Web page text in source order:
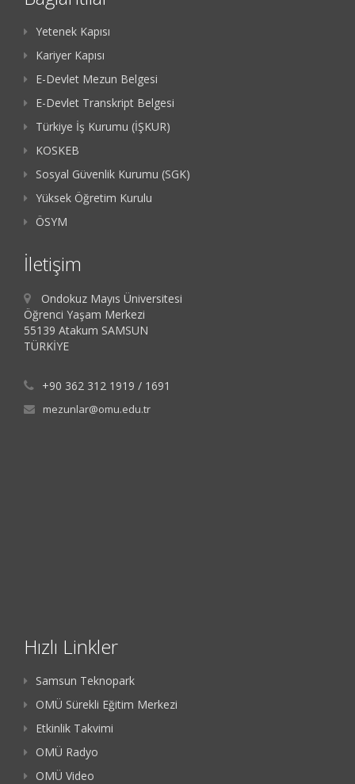
Yetenek Kapısı
Kariyer Kapısı
E-Devlet Mezun Belgesi
E-Devlet Transkript Belgesi
Türkiye İş Kurumu (İŞKUR)
KOSKEB
Sosyal Güvenlik Kurumu (SGK)
Yüksek Öğretim Kurulu
ÖSYM
İletişim
Ondokuz Mayıs Üniversitesi
Öğrenci Yaşam Merkezi
55139 Atakum SAMSUN
TÜRKİYE
+90 362 312 1919 / 1691
mezunlar@omu.edu.tr
Hızlı Linkler
Samsun Teknopark
OMÜ Sürekli Eğitim Merkezi
Etkinlik Takvimi
OMÜ Radyo
OMÜ Video